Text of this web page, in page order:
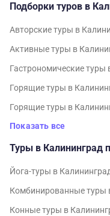
Подборки туров в
Авторские туры в
Активные туры в
Гастрономические туры
Горящие туры в
Горящие туры в
Показать все
Туры в Калининград
Йога-туры в
Комбинированные туры
Конные туры в